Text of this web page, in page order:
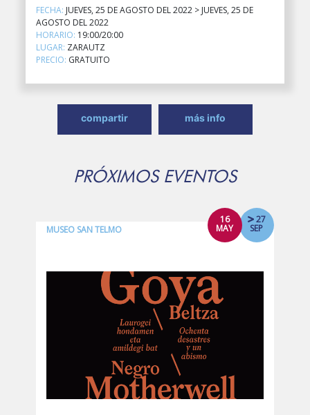
FECHA: JUEVES, 25 DE AGOSTO DEL 2022 > JUEVES, 25 DE
AGOSTO DEL 2022
HORARIO: 19:00/20:00
LUGAR: ZARAUTZ
PRECIO: GRATUITO
compartir más info
PRÓXIMOS EVENTOS
16
MAY
27
SEP
MUSEO SAN TELMO